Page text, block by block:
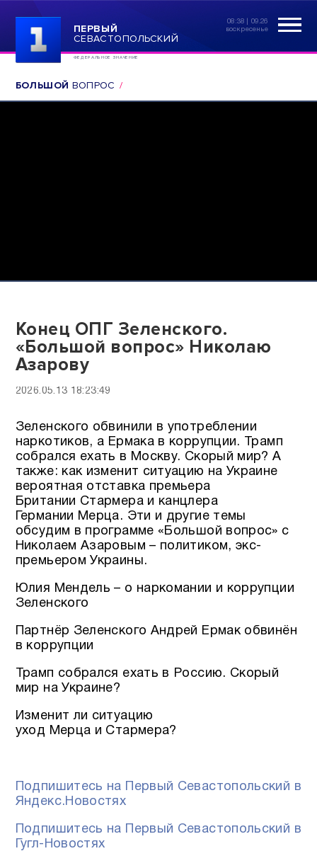
ПЕРВЫЙ
СЕВАСТОПОЛЬСКИЙ
ФЕДЕРАЛЬНОЕ ЗНАЧЕНИЕ
08:38 | 09.26
воскресенье
БОЛЬШОЙ ВОПРОС
Конец ОПГ Зеленского.
«Большой вопрос» Николаю
Азарову
2026.05.13 18:23:49
Зеленского обвинили в употреблении
наркотиков, а Ермака в коррупции. Трамп
собрался ехать в Москву. Скорый мир? А
также: как изменит ситуацию на Украине
вероятная отставка премьера
Британии Стармера и канцлера
Германии Мерца. Эти и другие темы
обсудим в программе «Большой вопрос» с
Николаем Азаровым – политиком, экс-
премьером Украины.
Юлия Мендель – о наркомании и коррупции
Зеленского
Партнёр Зеленского Андрей Ермак обвинён
в коррупции
Трамп собрался ехать в Россию. Скорый
мир на Украине?
Изменит ли ситуацию
уход Мерца и Стармера?
Подпишитесь на Первый Севастопольский в
Яндекс.Новостях
Подпишитесь на Первый Севастопольский в
Гугл-Новостях